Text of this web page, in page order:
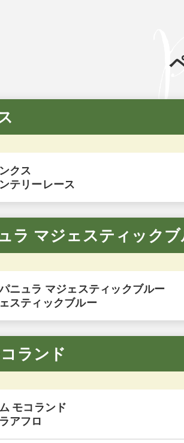
クス
テリーレース
ラ マジェスティックブ
ニュラ マジェスティックブルー
スティックブルー
ランド
モコランド
アフロ